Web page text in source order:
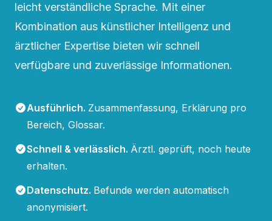
leicht verständliche Sprache. Mit einer
Kombination aus künstlicher Intelligenz und
ärztlicher Expertise bieten wir schnell
verfügbare und zuverlässige Informationen.
Ausführlich. Zusammenfassung, Erklärung pro
Bereich, Glossar.
Schnell & verlässlich. Ärztl. geprüft, noch heute
erhalten.
Datenschutz. Befunde werden automatisch
anonymisiert.